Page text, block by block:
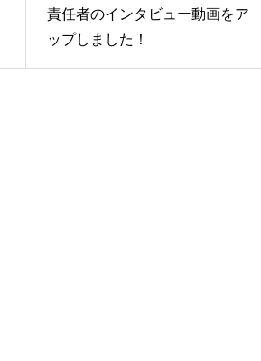
責任者のインタビュー動画をア
ップしました！